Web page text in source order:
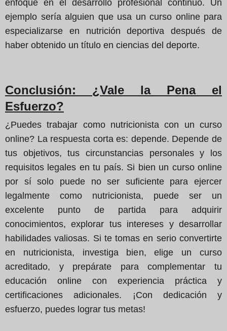
enfoque en el desarrollo profesional continuo. Un
ejemplo sería alguien que usa un curso online para
especializarse en nutrición deportiva después de
haber obtenido un título en ciencias del deporte.
Conclusión: ¿Vale la Pena el
Esfuerzo?
¿Puedes trabajar como nutricionista con un curso
online? La respuesta corta es: depende. Depende de
tus objetivos, tus circunstancias personales y los
requisitos legales en tu país. Si bien un curso online
por sí solo puede no ser suficiente para ejercer
legalmente como nutricionista, puede ser un
excelente punto de partida para adquirir
conocimientos, explorar tus intereses y desarrollar
habilidades valiosas. Si te tomas en serio convertirte
en nutricionista, investiga bien, elige un curso
acreditado, y prepárate para complementar tu
educación online con experiencia práctica y
certificaciones adicionales. ¡Con dedicación y
esfuerzo, puedes lograr tus metas!